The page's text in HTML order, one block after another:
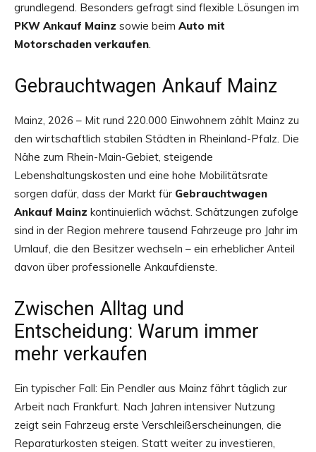
grundlegend. Besonders gefragt sind flexible Lösungen im
PKW Ankauf Mainz sowie beim Auto mit
Motorschaden verkaufen.
Gebrauchtwagen Ankauf Mainz
Mainz, 2026 – Mit rund 220.000 Einwohnern zählt Mainz zu
den wirtschaftlich stabilen Städten in Rheinland-Pfalz. Die
Nähe zum Rhein-Main-Gebiet, steigende
Lebenshaltungskosten und eine hohe Mobilitätsrate
sorgen dafür, dass der Markt für Gebrauchtwagen
Ankauf Mainz kontinuierlich wächst. Schätzungen zufolge
sind in der Region mehrere tausend Fahrzeuge pro Jahr im
Umlauf, die den Besitzer wechseln – ein erheblicher Anteil
davon über professionelle Ankaufdienste.
Zwischen Alltag und
Entscheidung: Warum immer
mehr verkaufen
Ein typischer Fall: Ein Pendler aus Mainz fährt täglich zur
Arbeit nach Frankfurt. Nach Jahren intensiver Nutzung
zeigt sein Fahrzeug erste Verschleißerscheinungen, die
Reparaturkosten steigen. Statt weiter zu investieren,